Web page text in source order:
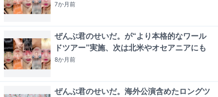
7か月前
ぜんぶ君のせいだ。が“より本格的なワール
ドツアー”実施、次は北米やオセアニアにも
8か月前
ぜんぶ君のせいだ。海外公演含めたロングツ